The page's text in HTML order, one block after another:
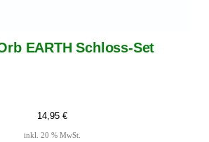
EARTH Schloss-Set
14,95 €
inkl. 20 % MwSt.